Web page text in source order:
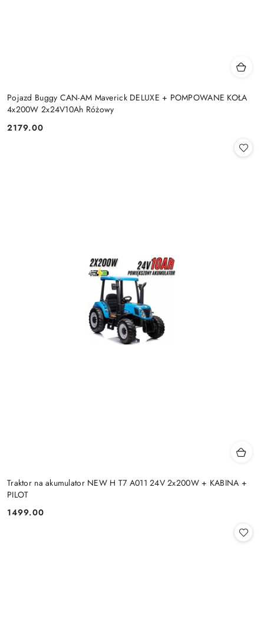
Pojazd Buggy CAN-AM Maverick DELUXE + POMPOWANE KOŁA
4x200W 2x24V10Ah Różowy
Cena:
2179.00
Traktor na akumulator NEW H T7 A011 24V 2x200W + KABINA +
PILOT
Cena:
1499.00